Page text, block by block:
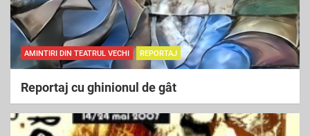
AMINTIRI DIN TEATRUL VECHI REPORTAJ
Reportaj cu ghinionul de gât